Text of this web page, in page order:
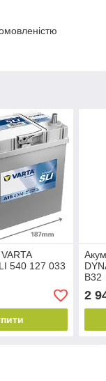
540 127 033
B32
2